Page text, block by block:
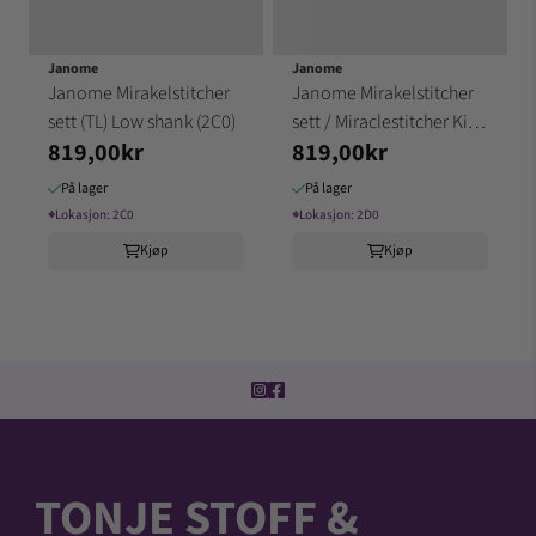
Janome
Janome Mirakelstitcher
sett (TL) Low shank (2C0)
819,00kr
På lager
⌖Lokasjon: 2C0
Kjøp
Janome
Janome Mirakelstitcher
sett / Miraclestitcher Kit
(high shank) (
819,00kr
På lager
⌖Lokasjon: 2D0
Kjøp
TONJE STOFF &